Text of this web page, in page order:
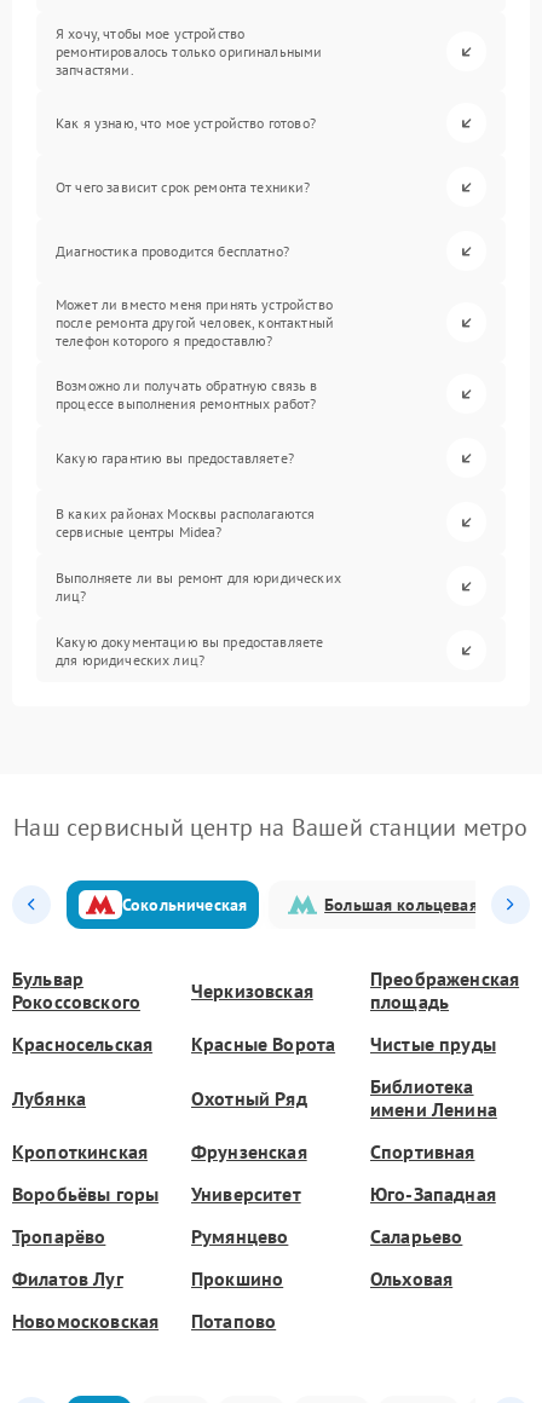
Я хочу, чтобы мое устройство
ремонтировалось только оригинальными
запчастями.
Как я узнаю, что мое устройство готово?
От чего зависит срок ремонта техники?
Диагностика проводится бесплатно?
Может ли вместо меня принять устройство
после ремонта другой человек, контактный
телефон которого я предоставлю?
Возможно ли получать обратную связь в
процессе выполнения ремонтных работ?
Какую гарантию вы предоставляете?
В каких районах Москвы располагаются
сервисные центры Midea?
Выполняете ли вы ремонт для юридических
лиц?
Какую документацию вы предоставляете
для юридических лиц?
Наш сервисный центр на Вашей станции метро
Сокольническая Большая кольцевая
Бульвар
Рокоссовского
Черкизовская
Преображенская
площадь
Красносельская
Красные Ворота Чистые пруды
Лубянка Охотный Ряд
Библиотека
имени Ленина
Кропоткинская
Фрунзенская
Спортивная
Воробьёвы горы
Университет
Юго-Западная
Тропарёво
Румянцево
Саларьево
Филатов Луг
Прокшино
Ольховая
Новомосковская
Потапово